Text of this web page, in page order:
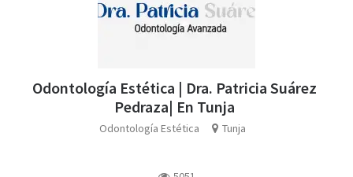
Odontología Estética | Dra. Patricia Suárez
Pedraza| En Tunja
Odontología Estética Tunja